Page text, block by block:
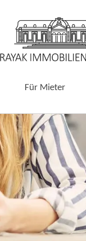
Für Mieter